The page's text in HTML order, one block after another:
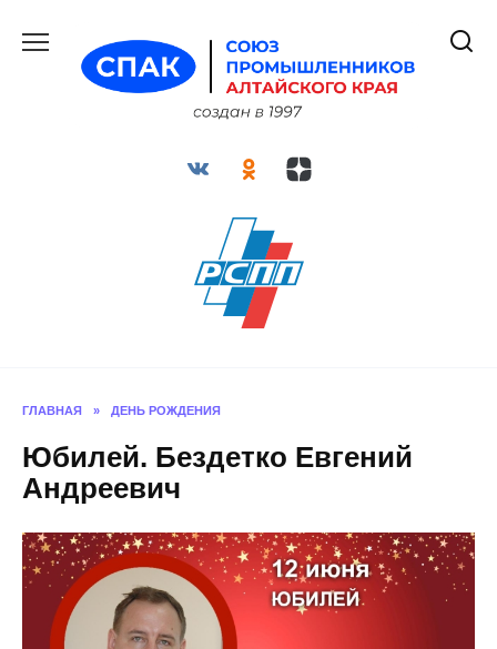
содержанию
ГЛАВНАЯ » ДЕНЬ РОЖДЕНИЯ
Юбилей. Бездетко Евгений
Андреевич